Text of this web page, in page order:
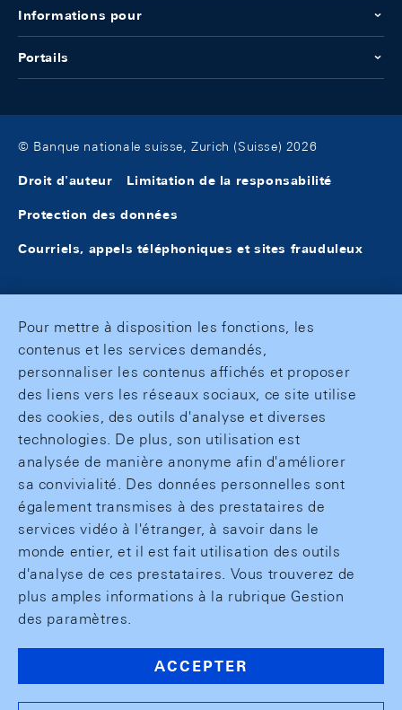
Informations pour
Portails
© Banque nationale suisse, Zurich (Suisse) 2026
Droit d'auteur Limitation de la responsabilité
Protection des données
Courriels, appels téléphoniques et sites frauduleux
Pour mettre à disposition les fonctions, les
contenus et les services demandés,
personnaliser les contenus affichés et proposer
des liens vers les réseaux sociaux, ce site utilise
des cookies, des outils d'analyse et diverses
technologies. De plus, son utilisation est
analysée de manière anonyme afin d'améliorer
sa convivialité. Des données personnelles sont
également transmises à des prestataires de
services vidéo à l'étranger, à savoir dans le
monde entier, et il est fait utilisation des outils
d'analyse de ces prestataires. Vous trouverez de
plus amples informations à la rubrique Gestion
des paramètres.
ACCEPTER